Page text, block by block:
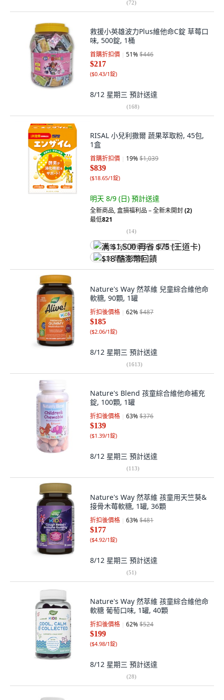
(72)
救援小英雄波力Plus維他命C錠 草莓口
味, 500錠, 1桶
首購折扣價 51%$446
$217
($0.43/1錠)
8/12 星期三 預計送達
(168)
RISAL 小兒利撒爾 蔬果萃取粉, 45包,
1盒
首購折扣價 19%$1,039
$839
($18.65/1錠)
明天 8/9 (日) 預計送達
全新商品,盒損福利品 – 全新未開封(2)
最低821
(14)
满 $1,500 再省 $75 (王道卡)
$18 酷澎幣回饋
Nature's Way 然萃維 兒童綜合維他命
軟糖, 90顆, 1罐
折扣後價格 62%$487
$185
($2.06/1錠)
8/12 星期三 預計送達
(1613)
Nature's Blend 孩童綜合維他命補充
錠, 100顆, 1罐
折扣後價格 63%$376
$139
($1.39/1錠)
8/12 星期三 預計送達
(113)
Nature's Way 然萃維 孩童用天竺葵&
接骨木莓軟糖, 1罐, 36顆
折扣後價格 63%$481
$177
($4.92/1錠)
8/12 星期三 預計送達
(51)
Nature's Way 然萃維 孩童綜合維他命
軟糖 葡萄口味, 1罐, 40顆
折扣後價格 62%$524
$199
($4.98/1錠)
8/12 星期三 預計送達
(28)